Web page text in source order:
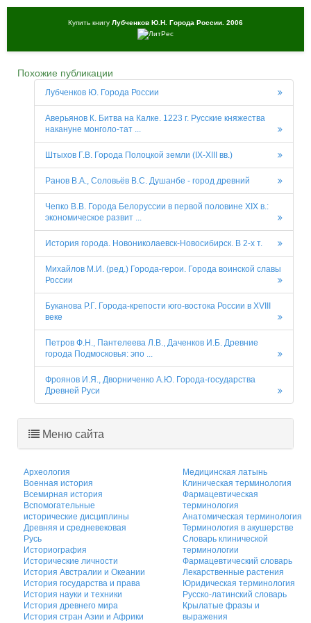
Купить книгу Лубченков Ю.Н. Города России. 2006
Похожие публикации
Лубченков Ю. Города России
Аверьянов К. Битва на Калке. 1223 г. Русские княжества
накануне монголо-тат ...
Штыхов Г.В. Города Полоцкой земли (IX-XIII вв.)
Ранов В.А., Соловьёв В.С. Душанбе - город древний
Чепко В.В. Города Белоруссии в первой половине ХІХ в.:
экономическое развит ...
История города. Новониколаевск-Новосибирск. В 2-х т.
Михайлов М.И. (ред.) Города-герои. Города воинской славы
России
Буканова Р.Г. Города-крепости юго-востока России в XVIII
веке
Петров Ф.Н., Пантелеева Л.В., Даченков И.Б. Древние
города Подмосковья: эпо ...
Фроянов И.Я., Дворниченко А.Ю. Города-государства
Древней Руси
Меню сайта
Археология
Военная история
Всемирная история
Вспомогательные
исторические дисциплины
Древняя и средневековая
Русь
Историография
Исторические личности
История Австралии и Океании
История государства и права
История науки и техники
История древнего мира
История стран Азии и Африки
Медицинская латынь
Клиническая терминология
Фармацевтическая
терминология
Анатомическая терминология
Терминология в акушерстве
Словарь клинической
терминологии
Фармацевтический словарь
Лекарственные растения
Юридическая терминология
Русско-латинский словарь
Крылатые фразы и
выражения